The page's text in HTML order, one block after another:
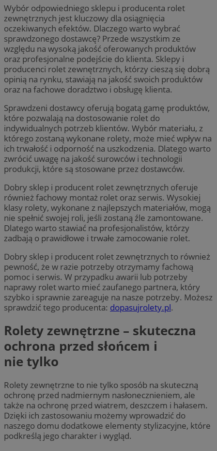
Wybór odpowiedniego sklepu i producenta rolet
zewnętrznych jest kluczowy dla osiągnięcia
oczekiwanych efektów. Dlaczego warto wybrać
sprawdzonego dostawcę? Przede wszystkim ze
względu na wysoką jakość oferowanych produktów
oraz profesjonalne podejście do klienta. Sklepy i
producenci rolet zewnętrznych, którzy cieszą się dobrą
opinią na rynku, stawiają na jakość swoich produktów
oraz na fachowe doradztwo i obsługę klienta.
Sprawdzeni dostawcy oferują bogatą gamę produktów,
które pozwalają na dostosowanie rolet do
indywidualnych potrzeb klientów. Wybór materiału, z
którego zostaną wykonane rolety, może mieć wpływ na
ich trwałość i odporność na uszkodzenia. Dlatego warto
zwrócić uwagę na jakość surowców i technologii
produkcji, które są stosowane przez dostawców.
Dobry sklep i producent rolet zewnętrznych oferuje
również fachowy montaż rolet oraz serwis. Wysokiej
klasy rolety, wykonane z najlepszych materiałów, mogą
nie spełnić swojej roli, jeśli zostaną źle zamontowane.
Dlatego warto stawiać na profesjonalistów, którzy
zadbają o prawidłowe i trwałe zamocowanie rolet.
Dobry sklep i producent rolet zewnętrznych to również
pewność, że w razie potrzeby otrzymamy fachową
pomoc i serwis. W przypadku awarii lub potrzeby
naprawy rolet warto mieć zaufanego partnera, który
szybko i sprawnie zareaguje na nasze potrzeby. Możesz
sprawdzić tego producenta: dopasujrolety.pl.
Rolety zewnętrzne – skuteczna
ochrona przed słońcem i
nie tylko
Rolety zewnętrzne to nie tylko sposób na skuteczną
ochronę przed nadmiernym nasłonecznieniem, ale
także na ochronę przed wiatrem, deszczem i hałasem.
Dzięki ich zastosowaniu możemy wprowadzić do
naszego domu dodatkowe elementy stylizacyjne, które
podkreślą jego charakter i wygląd.